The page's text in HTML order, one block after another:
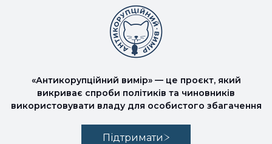
«Антикорупційний вимір» — це проєкт, який
викриває спроби політиків та чиновників
використовувати владу для особистого збагачення
Підтримати